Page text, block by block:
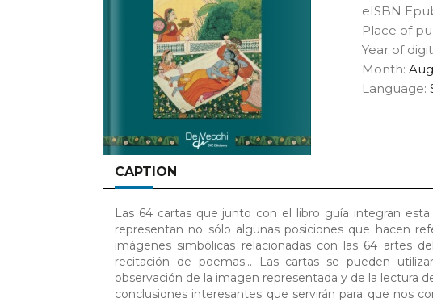
eISBN
Place of
Year of
Month:
Language:
CAPTION
Las 64 cartas que junto con el libro guía integran
representan no sólo algunas posiciones que hacen
imágenes simbólicas relacionadas con las 64 artes
recitación de poemas... Las cartas se pueden
observación de la imagen representada y de la lectura
conclusiones interesantes que servirán para que nos